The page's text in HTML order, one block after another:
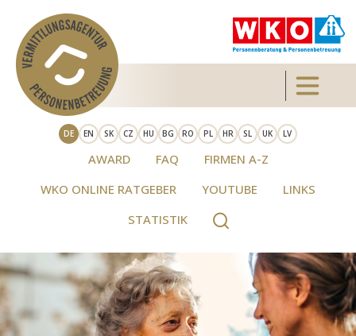
Direkt zum Inhalt Toggle
DE EN SK CZ HU BG RO PL HR SL UK LV
AWARD FAQ
FIRMEN A-Z
WKO ONLINE RATGEBER
YOUTUBE
LINKS
STATISTIK